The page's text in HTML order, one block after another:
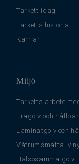
Tarkett idag
Tarketts historia
Karriär
Miljö
Tarketts arbete
Trägolv och
Laminatgolv och
Våtrumsmatta,
Hälsosamma golv